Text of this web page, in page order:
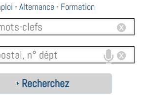
-Alternance - Formation
Recherchez